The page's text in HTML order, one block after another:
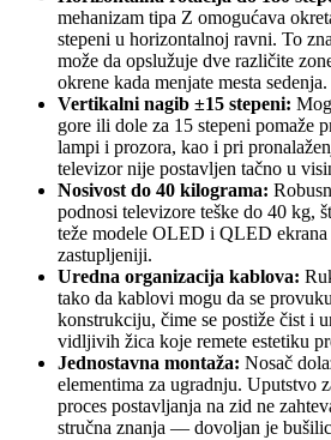
mehanizam tipa Z omogućava
stepeni u horizontalnoj ravni. To
može da opslužuje dve različite
okrene kada menjate mesta sedenja.
Vertikalni nagib ±15 stepeni:
gore ili dole za 15 stepeni pomaže
lampi i prozora, kao i pri
televizor nije postavljen tačno u
Nosivost do 40 kilograma:
podnosi televizore teške do 40 kg,
teže modele OLED i QLED ekrana
zastupljeniji.
Uredna organizacija kablova:
tako da kablovi mogu da se
konstrukciju, čime se postiže čist i
vidljivih žica koje remete estetiku
Jednostavna montaža: Nosač
elementima za ugradnju. Uputstvo
proces postavljanja na zid ne
stručna znanja — dovoljan je